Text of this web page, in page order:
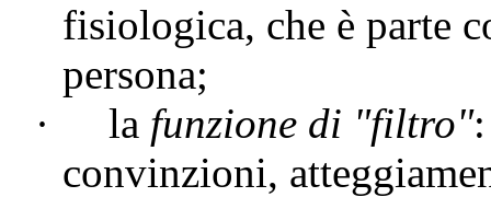
fisiologica, che è parte
persona;
·
la funzione di "filtro"
convinzioni,